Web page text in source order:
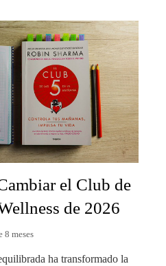
el Club de
de 2026
8 meses
ha transformado la